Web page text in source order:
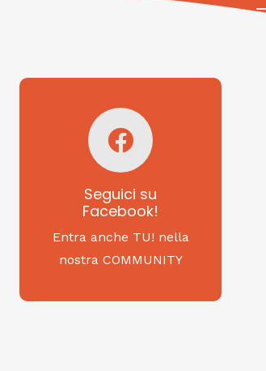
Seguici su
Facebook!
Entra anche TU! nella
nostra COMMUNITY
Seguici su
Facebook!
SAGRITALY
Feste, cibi e tradizioni
da Nord a Sud...